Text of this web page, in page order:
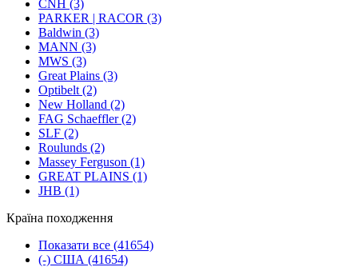
CNH (3)
PARKER | RACOR (3)
Baldwin (3)
MANN (3)
MWS (3)
Great Plaіns (3)
Optibelt (2)
New Holland (2)
FAG Schaeffler (2)
SLF (2)
Roulunds (2)
Massey Ferguson (1)
GREAT PLAINS (1)
JHB (1)
Країна походження
Показати все (41654)
(-) США (41654)